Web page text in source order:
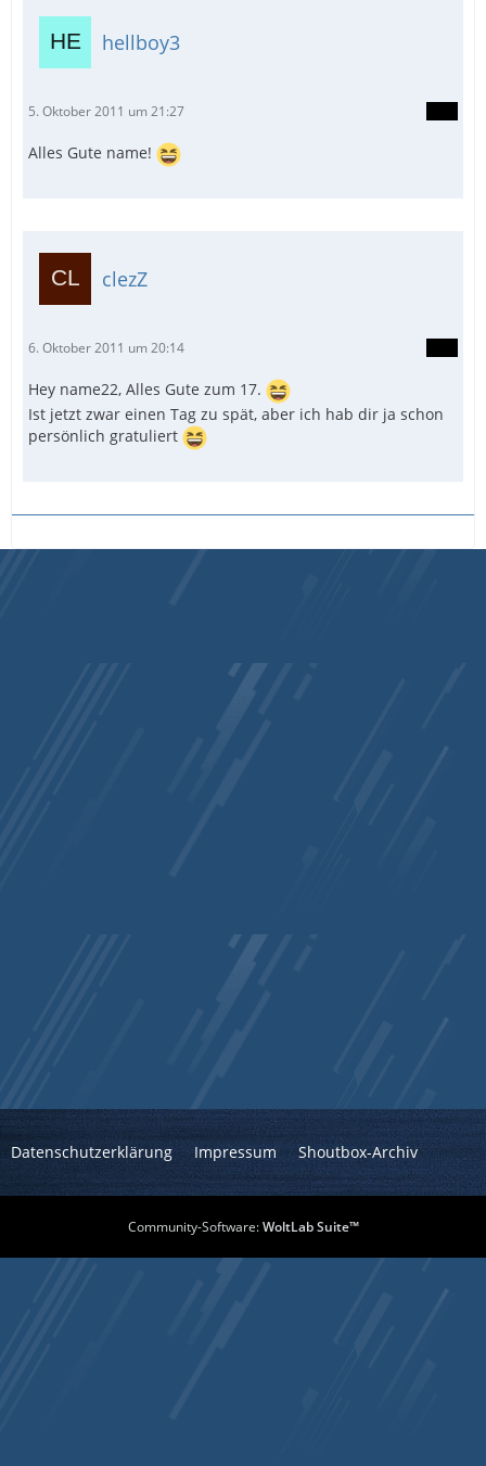
hellboy3
5. Oktober 2011 um 21:27
Alles Gute name!
clezZ
6. Oktober 2011 um 20:14
Hey name22, Alles Gute zum 17.
Ist jetzt zwar einen Tag zu spät, aber ich hab dir ja schon
persönlich gratuliert
Datenschutzerklärung Impressum Shoutbox-Archiv
Community-Software:WoltLab Suite™